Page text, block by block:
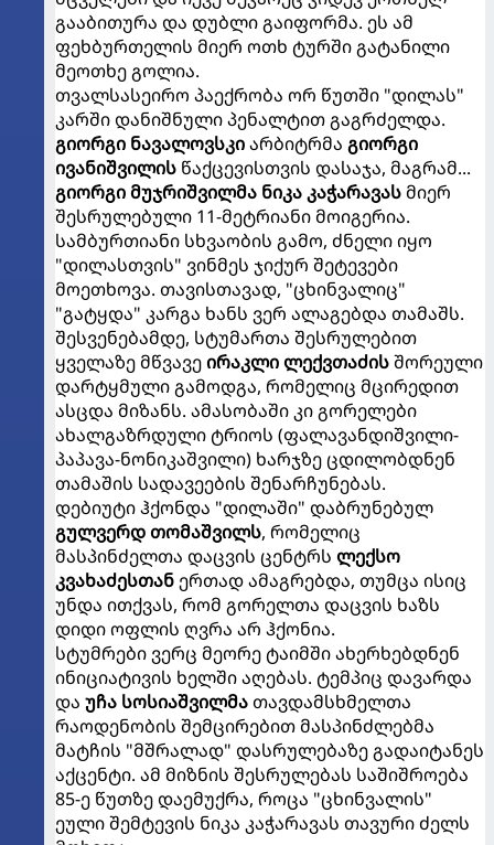
გააბითურა და დუბლი გაიფორმა. ეს ამ
ფეხბურთელის მიერ ოთხ ტურში გატანილი
მეოთხე გოლია.
თვალსასეირო პაექრობა ორ წუთში "დილას"
კარში დანიშნული პენალტით გაგრძელდა.
გიორგი ნავალოვსკიარბიტრმა გიორგი
ივანიშვილის წაქცევისთვის დასაჯა, მაგრამ...
გიორგი მუჯრიშვილმა ნიკა კაჭარავასმიერ
შესრულებული 11-მეტრიანი მოიგერია.
სამბურთიანი სხვაობის გამო, ძნელი იყო
"დილასთვის" ვინმეს ჯიქურ შეტევები
მოეთხოვა. თავისთავად, "ცხინვალიც"
"გატყდა" კარგა ხანს ვერ ალაგებდა თამაშს.
შესვენებამდე, სტუმართა შესრულებით
ყველაზე მწვავეირაკლი ლექვთაძისშორეული
დარტყმული გამოდგა, რომელიც მცირედით
ასცდა მიზანს. ამასობაში კი გორელები
ახალგაზრდული ტრიოს (ფალავანდიშვილი-
პაპავა-ნონიკაშვილი) ხარჯზე ცდილობდნენ
თამაშის სადავეების შენარჩუნებას.
დებიუტი ჰქონდა "დილაში" დაბრუნებულ
გულვერდ თომაშვილს, რომელიც
მასპინძელთა დაცვის ცენტრს ლექსო
კვახაძესთანერთად ამაგრებდა, თუმცა ისიც
უნდა ითქვას, რომ გორელთა დაცვის ხაზს
დიდი ოფლის ღვრა არ ჰქონია.
სტუმრები ვერც მეორე ტაიმში ახერხებდნენ
ინიციატივის ხელში აღებას. ტემპიც დავარდა
და უჩა სოსიაშვილმათავდამსხმელთა
რაოდენობის შემცირებით მასპინძლებმა
მატჩის "მშრალად" დასრულებაზე გადაიტანეს
აქცენტი. ამ მიზნის შესრულებას საშიშროება
85-ე წუთზე დაემუქრა, როცა "ცხინვალის"
ეული შემტევის ნიკა კაჭარავას თავური ძელს